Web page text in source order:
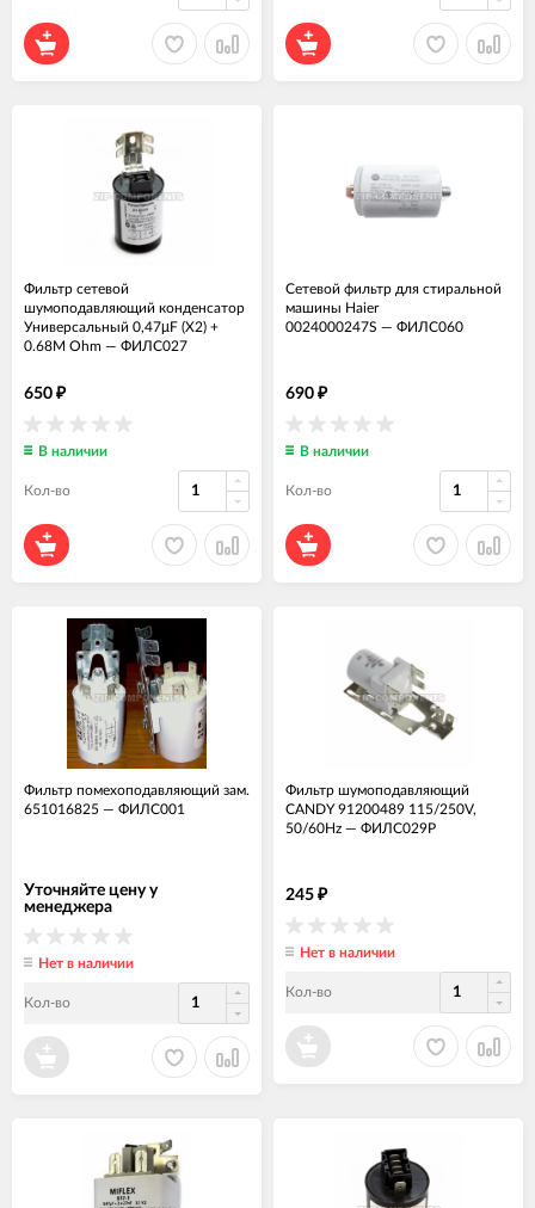
Фильтр сетевой
шумоподавляющий конденсатор
Универсальный 0,47µF (X2) +
0.68M Ohm — ФИЛС027
650 ₽
В наличии
Кол-во
Сетевой фильтр для стиральной
машины Haier
0024000247S — ФИЛС060
690 ₽
В наличии
Кол-во
Фильтр помехоподавляющий зам.
651016825 — ФИЛС001
Уточняйте цену у
менеджера
Нет в наличии
Кол-во
Фильтр шумоподавляющий
CANDY 91200489 115/250V,
50/60Hz — ФИЛС029Р
245 ₽
Нет в наличии
Кол-во